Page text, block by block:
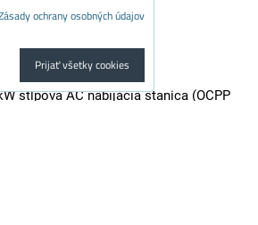
stĺpová AC nabíjacia stanica (OCPP
ochrany osobných údajov
Prijať všetky cookies